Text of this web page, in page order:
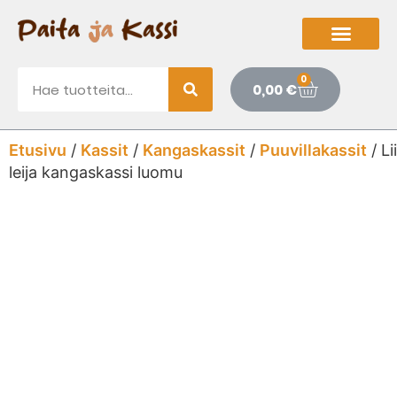
0,00€
0
Etusivu / Kassit / Kangaskassit / Puuvillakassit /
leija kangaskassi luomu